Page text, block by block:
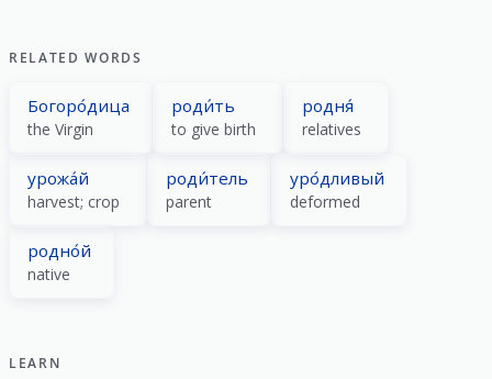
RELATED WORDS
Богоро́дица
the Virgin
роди́ть
to give birth
родня́
relatives
урожа́й
harvest; crop
роди́тель
parent
уро́дливый
deformed
родно́й
native
LEARN